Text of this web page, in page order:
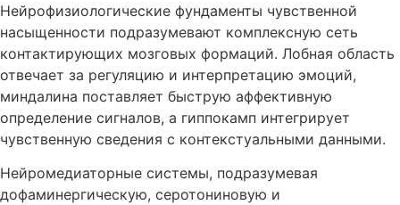
Нейрофизиологические фундаменты чувственной
насыщенности подразумевают комплексную сеть
контактирующих мозговых формаций. Лобная область
отвечает за регуляцию и интерпретацию эмоций,
миндалина поставляет быструю аффективную
определение сигналов, а гиппокамп интегрирует
чувственную сведения с контекстуальными данными.
Нейромедиаторные системы, подразумевая
дофаминергическую, серотониновую и